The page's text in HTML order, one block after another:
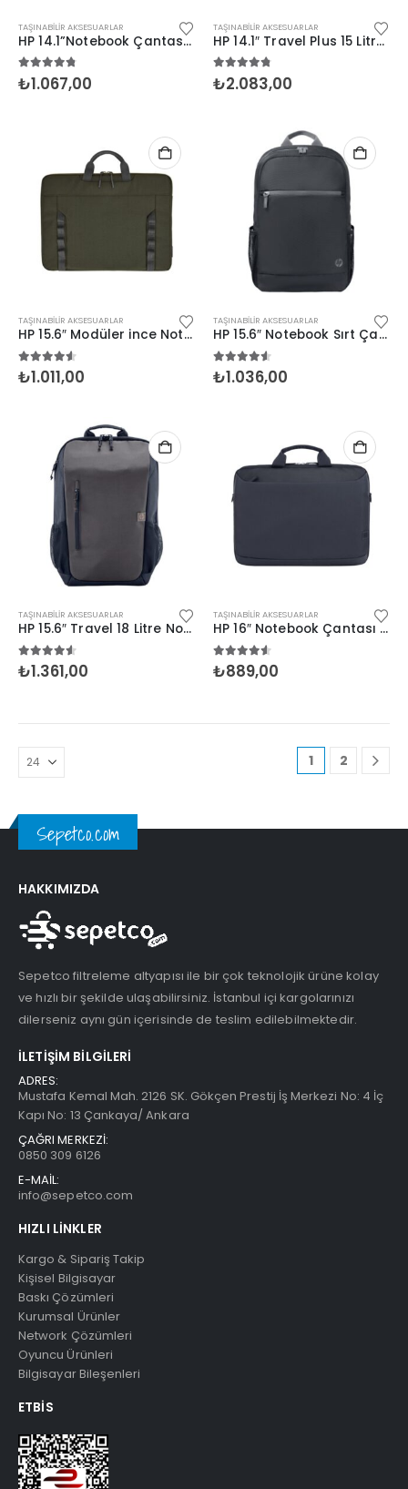
TAŞINABILIR AKSESUARLAR
HP 14.1”Notebook Çantası Odise Grisi (A08KGAA)
4.675 üzerinden
₺1.067,00
TAŞINABILIR AKSESUARLAR
HP 14.1″ Travel Plus 15 Litre Notebook Çantası
4.675 üzerinden
₺2.083,00
TAŞINABILIR AKSESUARLAR
HP 15.6″ Modüler ince Notebook Çantası (9J498AA)
4.505 üzerinden
₺1.011,00
TAŞINABILIR AKSESUARLAR
HP 15.6″ Notebook Sırt Çantası Siyah
4.505 üzerinden
₺1.036,00
TAŞINABILIR AKSESUARLAR
HP 15.6″ Travel 18 Litre Notebook Sırt Çantası
4.505 üzerinden
₺1.361,00
TAŞINABILIR AKSESUARLAR
HP 16″ Notebook Çantası Odise Grisi (A08KHUT)
4.505 üzerinden
₺889,00
1 2
Sepetco.com
HAKKIMIZDA
Sepetco filtreleme altyapısı ile bir çok teknolojik ürüne kolay
ve hızlı bir şekilde ulaşabilirsiniz. İstanbul içi kargolarınızı
dilerseniz aynı gün içerisinde de teslim edilebilmektedir.
İLETIŞIM BILGILERI
ADRES:
Mustafa Kemal Mah. 2126 SK. Gökçen Prestij İş Merkezi No: 4 İç
Kapı No: 13 Çankaya/ Ankara
ÇAĞRI MERKEZİ:
0850 309 6126
E-MAİL:
info@sepetco.com
HIZLI LINKLER
Kargo & Sipariş Takip
Kişisel Bilgisayar
Baskı Çözümleri
Kurumsal Ürünler
Network Çözümleri
Oyuncu Ürünleri
Bilgisayar Bileşenleri
ETBIS